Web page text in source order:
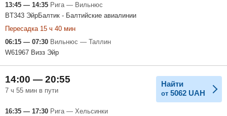
13:45 — 14:35 Рига — Вильнюс
BT343 ЭйрБалтик - Балтийские авиалинии
Пересадка 15 ч 40 мин
06:15 — 07:30 Вильнюс — Таллин
W61967 Визз Эйр
14:00 — 20:55
7 ч 55 мин в пути
Найти
от 5062 UAH
16:35 — 17:30 Рига — Хельсинки